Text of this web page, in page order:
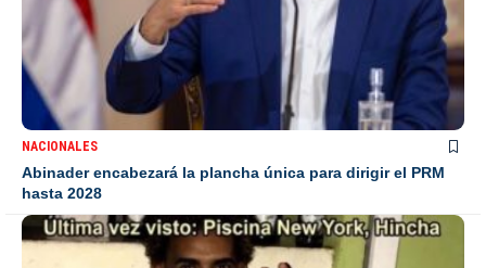
NACIONALES
Abinader encabezará la plancha única para dirigir el PRM
hasta 2028